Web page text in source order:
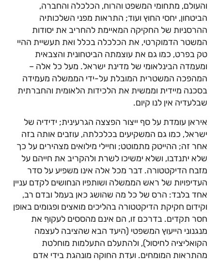
והעולם, מתחומי המשפט והרוח, הכלכלה והחברה,
הביטחון, יחסי החוץ ועוד; התראות מפני השלכותיה
ההרסניות של החקיקה המאיימת להחריב את יסודות
המשטר הדמוקרטי, את הכלכלה בכלל ואת תעשיית ההיי
טק בפרט, כמו גם את עוצמתה הביטחונית והצבאית
ומעמדה הבינלאומי של מדינת ישראל. מעל כל אלה –
המהפכה המשטרית המובלת על-ידי הממשלה מעמידה
בסכנה מיידית וממשית את הלכידות הלאומית והחברתית
שבלעדיה אין לנו קיום.
איראן עומדת על סף ייצור הפצצה הגרעינית; ידידיה של
ישראל, כמו גם המשקיעים בכלכלתה, עוזבים אותה בזה
אחר זה; ההייטק מתמוטט; וחיילי מילואים מצהירים על כך
שלא יתנדבו, ושלא ימשיכו לשרת ולהקריב את חייהם על
מזבח הדיקטטורה. דבר מכל אלה אינו משפיע על סדר
העדיפויות של ראש הממשלה ושותפיו הנחושים לקדם עניין
אחד בלבד: הרס של כל מה שהושג כאן בעמל ובדם רב,
וקידום חקיקת הדיקטטורה בהליכים מואצים ופגומים באופן
חסר תקדים. בדרכם זו, הם אינם מהססים לעקוף את
מנגנוני הייעוץ המשפטי (היעד הבא שהציבה לעצמה
הקואליציה לחיסול), ולהתעלם התעלמות מוחלטת
מהתראות המומחים. ועדת החוקה מונהגת בידי אדם